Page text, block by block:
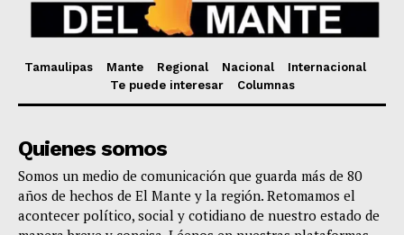
Tamaulipas Mante Regional Nacional
Internacional
Te puede interesar
Columnas
Quienes somos
Somos un medio de comunicación que guarda más de 80
años de hechos de El Mante y la región. Retomamos el
acontecer político, social y cotidiano de nuestro estado de